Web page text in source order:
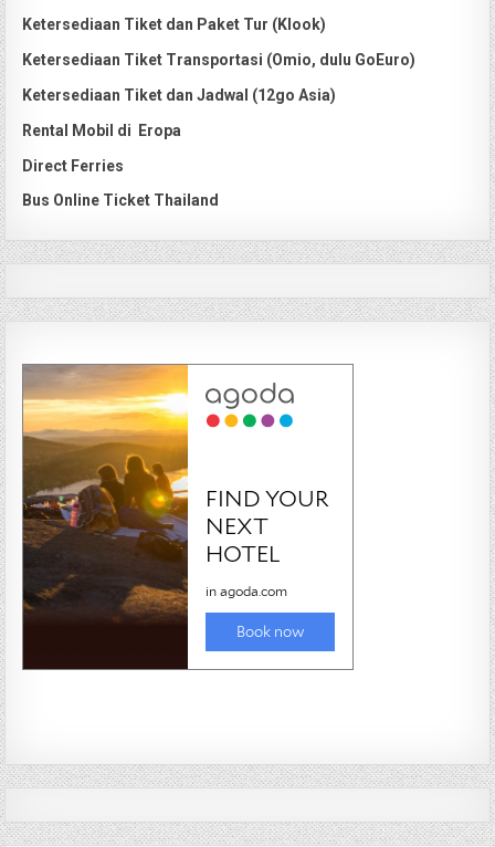
Ketersediaan Tiket dan Paket Tur (Klook)
Ketersediaan Tiket Transportasi (Omio, dulu GoEuro)
Ketersediaan Tiket dan Jadwal (12go Asia)
Rental Mobil di Eropa
Direct Ferries
Bus Online Ticket Thailand